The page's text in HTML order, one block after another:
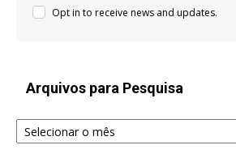
Opt in to receive news and updates.
Arquivos para Pesquisa
Arquivos
para